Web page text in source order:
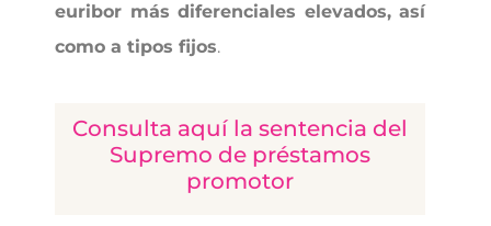
euribor más diferenciales elevados, así
como a tipos fijos.
Consulta aquí la sentencia del
Supremo de préstamos
promotor